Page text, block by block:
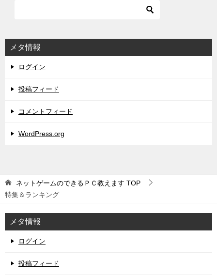
メタ情報
ログイン
投稿フィード
コメントフィード
WordPress.org
ネットゲームのできるＰＣ教えます TOP
特集＆ランキング
メタ情報
ログイン
投稿フィード